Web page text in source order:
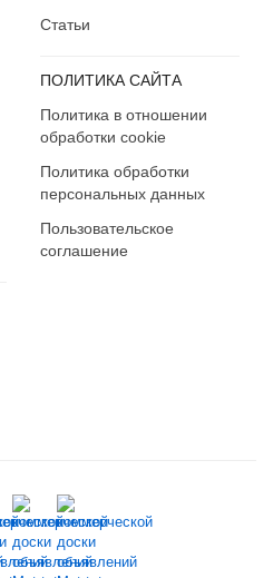
Статьи
ПОЛИТИКА САЙТА
Политика в отношении
обработки cookie
Политика обработки
персональных данных
Пользовательское
соглашение